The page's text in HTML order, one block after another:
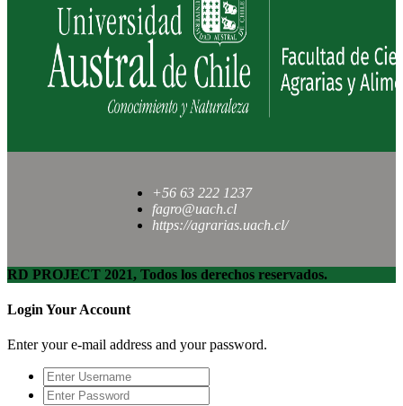
+56 63 222 1237
fagro@uach.cl
https://agrarias.uach.cl/
RD PROJECT 2021, Todos los derechos reservados.
Login Your Account
Enter your e-mail address and your password.